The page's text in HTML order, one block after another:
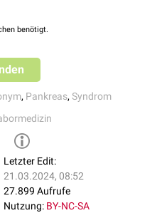
(Abdomensonografie
mittels
Cholangiopankreatikographie
benötigt.
, Pankreas, Syndrom
Letzter Edit:
21.03.2024, 08:52
27.899 Aufrufe
Nutzung: BY-NC-SA